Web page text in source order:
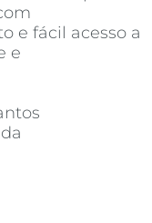
e fácil acesso a
e